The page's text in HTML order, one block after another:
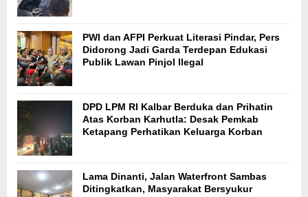
PWI dan AFPI Perkuat Literasi Pindar, Pers
Didorong Jadi Garda Terdepan Edukasi
Publik Lawan Pinjol Ilegal
DPD LPM RI Kalbar Berduka dan Prihatin
Atas Korban Karhutla: Desak Pemkab
Ketapang Perhatikan Keluarga Korban
Lama Dinanti, Jalan Waterfront Sambas
Ditingkatkan, Masyarakat Bersyukur